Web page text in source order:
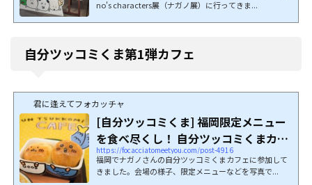
no's characters展（ナガノ展）に行ってきま...
自分ツッコミくま第1弾カフェ
君に逢えてフォカッチャ
[自分ツッコミくま] 福岡限定メニュー
を食べ尽くし！ 自分ツッコミくまカフ
ェ＠福...
https://focacciatomeetyou.com/post-4916
福岡でナガノさんの自分ツッコミくまカフェに参加して
きました。会場の様子、限定メニューなどを写真で...